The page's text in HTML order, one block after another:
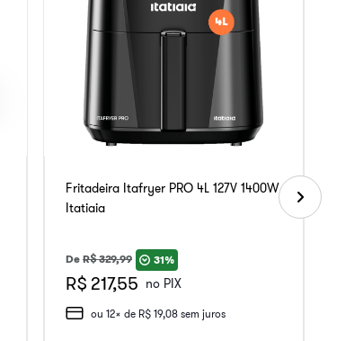
Fritadeira Itafryer PRO 4L 127V 1400W
Itatiaia
De R$329,99 31%
R$ 217,55 no PIX
ou12x de R$ 19,08 sem juros